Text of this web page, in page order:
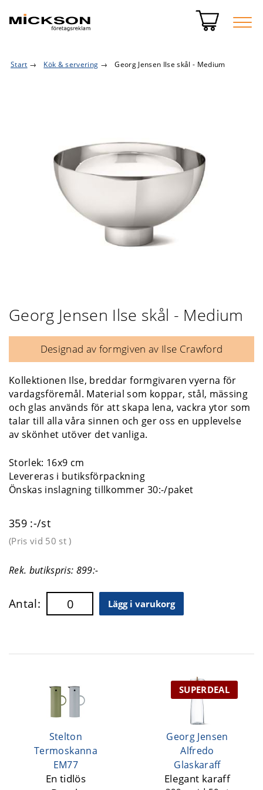
Start → Kök & servering → Georg Jensen Ilse skål - Medium
Georg Jensen Ilse skål - Medium
Designad av formgiven av Ilse Crawford
Kollektionen Ilse, breddar formgivaren vyerna för
vardagsföremål. Material som koppar, stål, mässing
och glas används för att skapa lena, vackra ytor som
talar till alla våra sinnen och ger oss en upplevelse
av skönhet utöver det vanliga.
Storlek: 16x9 cm
Levereras i butiksförpackning
Önskas inslagning tillkommer 30:-/paket
359 :-/st
(Pris vid 50 st)
Rek. butikspris: 899:-
Antal: Lägg i varukorg
Stelton
Termoskanna
EM77
En tidlös
SUPERDEAL
Georg Jensen
Alfredo
Glaskaraff
Elegant karaff